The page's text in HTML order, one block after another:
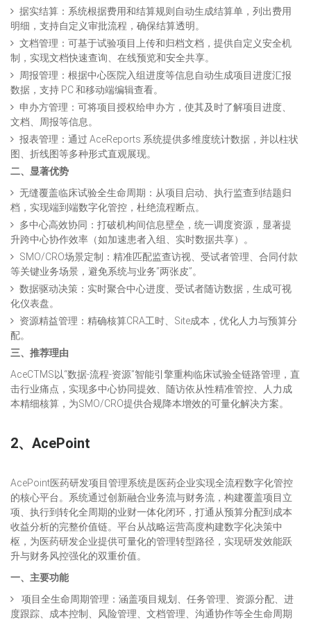
据实结算：系统根据费用和结算规则自动生成结算单，列出费用
明细，支持自定义审批流程，确保结算透明。
文档管理：可基于试验项目上传和归档文档，提供自定义安全机
制，实现文档快速查询、在线预览和安全共享。
周报管理：根据中心医院入组进度等信息自动生成项目进度汇报
数据，支持 PC 和移动端编辑查看。
申办方管理：可将项目授权给申办方，使其及时了解项目进度、
文档、周报等信息。
报表管理：通过 AceReports 系统提供多维度统计数据，并以柱状
图、折线图等多种形式直观展现。
二、显著优势
无缝覆盖临床试验全生命周期：从项目启动、执行监查到结题归
档，实现端到端数字化管控，杜绝流程断点。
多中心高效协同：打破机构间信息壁垒，统一调度资源，显著提
升跨中心协作效率（如加速患者入组、实时数据共享）。
SMO/CRO场景定制：精准匹配监查访视、受试者管理、合同付款
等关键业务场景，避免系统与业务”两张皮”。
数据驱动决策：实时聚合中心进度、受试者随访数据，生成可视
化仪表盘。
资源精益管理：精确核算CRA工时、Site成本，优化人力与预算分
配。
三、推荐理由
AceCTMS以“数据-流程-资源”智能引擎重构临床试验全链路管理，直
击行业痛点，实现多中心协同提效、随访依从性精准管控、人力成
本精细核算，为SMO/CRO提供合规降本增效的可量化解决方案。
2、 AcePoint
AcePoint医药研发项目管理系统是医药企业实现全流程数字化管控
的核心平台。系统通过创新融合业务流与财务流，构建覆盖项目立
项、执行到转化全周期的业财一体化闭环，打通从预算分配到成本
收益分析的完整价值链。平台从战略运营高度构建数字化决策中
枢，为医药研发企业提供可量化的管理转型路径，实现研发效能跃
升与财务风控强化的双重价值。
一、主要功能
项目全生命周期管理：涵盖项目规划、任务管理、资源分配、进
度跟踪、成本控制、风险管理、文档管理、沟通协作等全生命周期